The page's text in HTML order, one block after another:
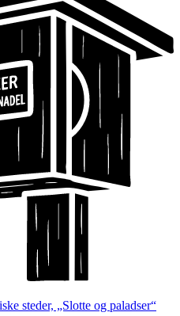
steder, „Slotte og paladser“